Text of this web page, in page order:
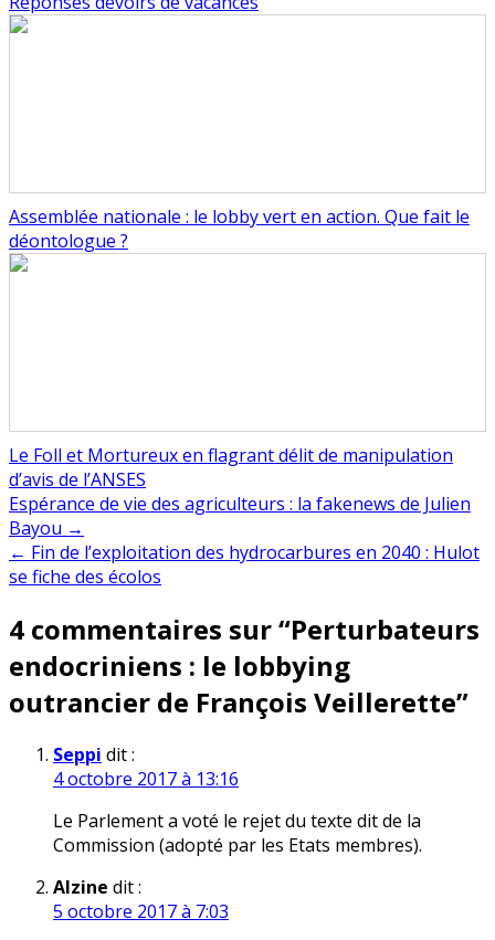
Assemblée nationale : le lobby vert en action. Que fait le
déontologue ?
Le Foll et Mortureux en flagrant délit de manipulation
d’avis de l’ANSES
Navigation
de
l’article
Espérance de vie des agriculteurs : la fakenews de Julien
Bayou →
← Fin de l’exploitation des hydrocarbures en 2040 : Hulot
se fiche des écolos
4 commentaires sur “Perturbateurs
endocriniens : le lobbying
outrancier de François Veillerette”
Seppi dit :
4 octobre 2017 à 13:16
Le Parlement a voté le rejet du texte dit de la
Commission (adopté par les Etats membres).
Alzine dit :
5 octobre 2017 à 7:03